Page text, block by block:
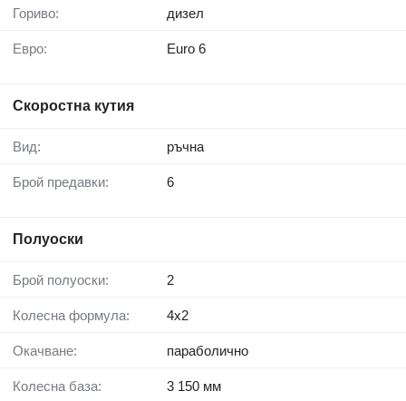
Гориво: дизел
Евро: Euro 6
Скоростна кутия
Вид: ръчна
Брой предавки: 6
Полуоски
Брой полуоски: 2
Колесна формула: 4x2
Окачване: параболично
Колесна база: 3 150 мм